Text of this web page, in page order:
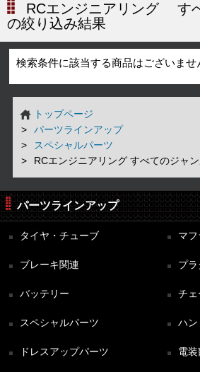
RCエンジニアリング
す
の絞り込み結果
検索条件に該当する商品はございませ
トップページ
パーツラインアップ
スペシャルパーツ
RCエンジニアリング すべてのジャ
パーツラインアップ
タイヤ・チューブ マフ
ブレーキ関連 プラ
バッテリー チェ
スペシャルパーツ ハン
ドレスアップパーツ 電装